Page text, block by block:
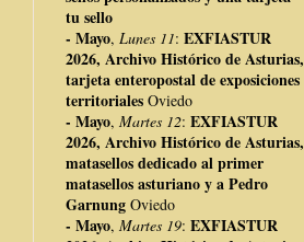
tu sello
- Mayo, Lunes 11: EXFIASTUR
2026, Archivo Histórico de Asturias,
tarjeta enteropostal de exposiciones
territoriales Oviedo
- Mayo, Martes 12: EXFIASTUR
2026, Archivo Histórico de Asturias,
matasellos dedicado al primer
matasellos asturiano y a Pedro
Garnung Oviedo
- Mayo, Martes 19: EXFIASTUR